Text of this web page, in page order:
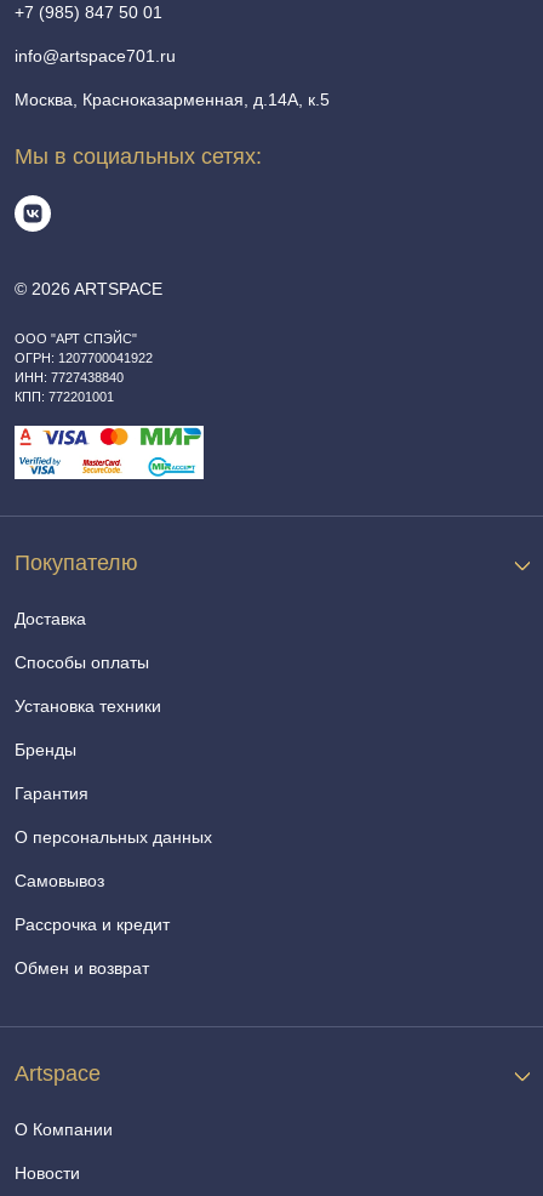
© 2026 ARTSPACE
ООО "АРТ СПЭЙС"
ОГРН: 1207700041922
ИНН: 7727438840
КПП: 772201001
Покупателю
Доставка
Способы оплаты
Установка техники
Бренды
Гарантия
О персональных данных
Самовывоз
Рассрочка и кредит
Обмен и возврат
Artspace
О Компании
Новости
+7 (985) 847 50 01
info@artspace701.ru
Москва, Красноказарменная, д.14А, к.5
Мы в социальных сетях: